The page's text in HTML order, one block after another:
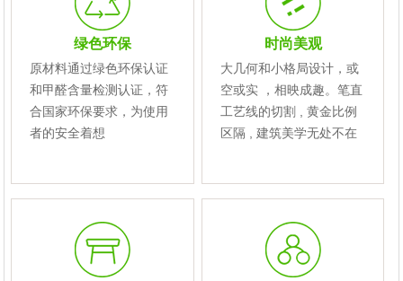
绿色环保
原材料通过绿色环保认证
和甲醛含量检测认证，符
合国家环保要求，为使用
者的安全着想
时尚美观
大几何和小格局设计，或
空或实 ，相映成趣。笔直
工艺线的切割 , 黄金比例
区隔 , 建筑美学无处不在